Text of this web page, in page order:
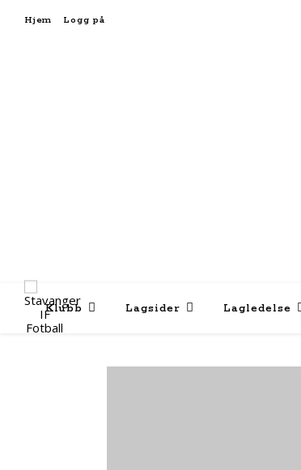
Hjem Logg på
Klubb Lagsider Lagledelse